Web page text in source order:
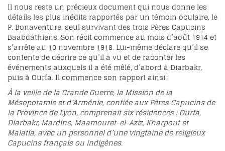
Il nous reste un précieux document qui nous donne les
détails les plus inédits rapportés par un témoin oculaire, le
P. Bonaventure, seul survivant des trois Pères Capucins
Baabdathiens. Son récit commence au mois d’août 1914 et
s’arrête au 10 novembre 1918. Lui-même déclare qu’il se
contente de décrire ce qu’il a vu et de raconter les
événements auxquels il a été mêlé, d’abord à Diarbakr,
puis à Ourfa. Il commence son rapport ainsi :
À la veille de la Grande Guerre, la Mission de la
Mésopotamie et d’Arménie, confiée aux Pères Capucins de
la Province de Lyon, comprenait six résidences : Ourfa,
Diarbakr, Mardine, Maamouret-el-Aziz, Kharpout et
Malatia, avec un personnel d’une vingtaine de religieux
Capucins français ou indigènes.